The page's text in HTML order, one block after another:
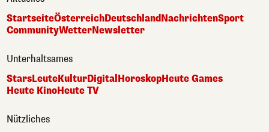
StartseiteÖsterreichDeutschlandNachrichtenSport
CommunityWetterNewsletter
Unterhaltsames
StarsLeuteKulturDigital HoroskopHeute Games
Heute KinoHeute TV
Nützliches